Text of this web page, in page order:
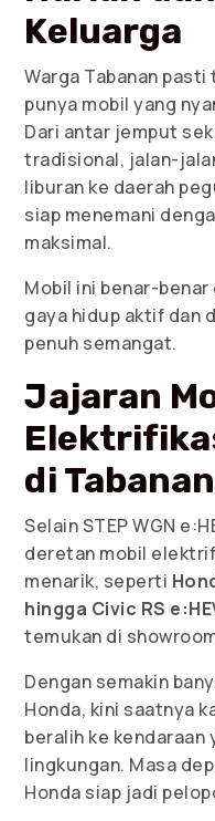
Keluarga
Warga Tabanan
punya mobil yang
Dari antar jemput
tradisional, jalan-
liburan ke daerah
siap menemani
maksimal.
Mobil ini benar-
gaya hidup aktif dan
penuh semangat.
Jajaran
di Tabanan
Selain STEP WGN
deretan mobil
menarik, seperti
hingga Civic RS
temukan di
Dengan semakin
Honda, kini saatnya
beralih ke kendaraan
lingkungan. Masa
Honda siap jadi